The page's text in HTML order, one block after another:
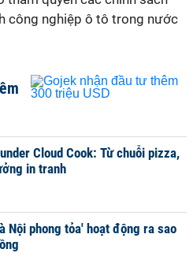
công nghiệp ô tô trong nước
Cloud Cook: Từ chuỗi pizza,
in tranh
Nội phong tỏa' hoạt động ra sao